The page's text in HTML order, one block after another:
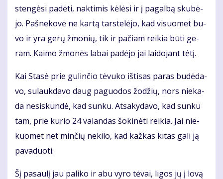
sten­gė­si pa­dė­ti, nak­ti­mis kė­lė­si ir į pa­gal­bą sku­bė­
jo. Pa­šne­ko­vė ne kar­tą tars­te­lė­jo, kad vi­suo­met bu­
vo ir yra ge­rų žmo­nių, tik ir pa­čiam rei­kia bū­ti ge­
ram. Kai­mo žmo­nės la­bai pa­dė­jo jai lai­do­jant tė­tį.
Kai Sta­sė prie gu­lin­čio tė­vu­ko iš­ti­sas pa­ras bu­dė­da­
vo, su­lauk­da­vo daug pa­guo­dos žo­džių, nors nie­ka­
da ne­si­skun­dė, kad sun­ku. At­sa­ky­da­vo, kad sun­ku
tam, prie ku­rio 24 va­lan­das šo­ki­nė­ti rei­kia. Jai nie­
kuo­met net min­čių ne­ki­lo, kad kaž­kas ki­tas ga­li ją
pa­va­duo­ti.
Šį pa­sau­lį jau pa­li­ko ir abu vy­ro tė­vai, li­gos jų į lo­vą